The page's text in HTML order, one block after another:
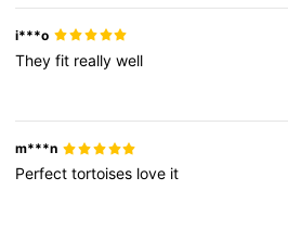
i***o
Theyfit reallywell
m***n
Perfecttortoises love it